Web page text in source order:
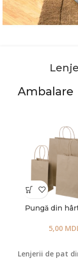
Ambalare
Pungă din
5,00
Lenjerii de pat